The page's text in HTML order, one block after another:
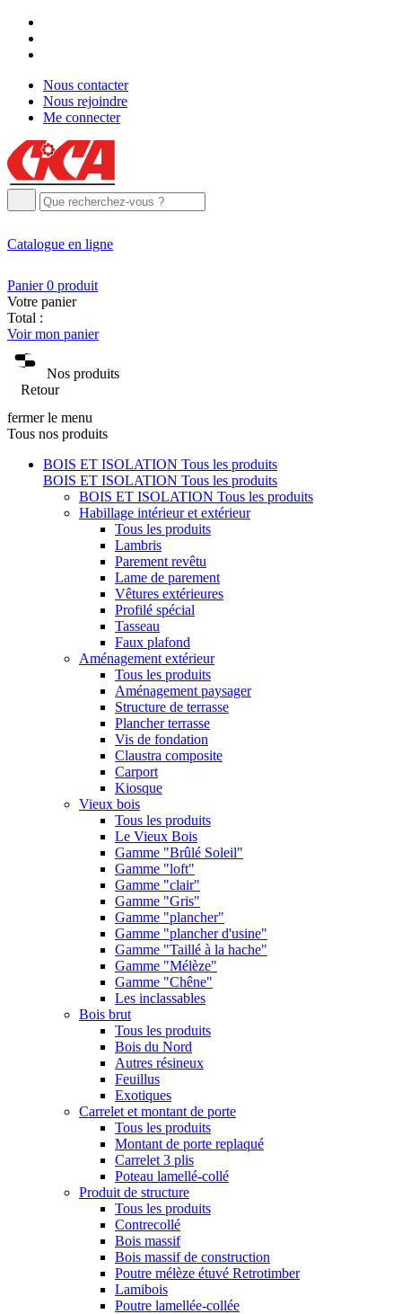
Nous contacter
Nous rejoindre
Me connecter
Catalogue en ligne
Panier 0 produit
Votre panier
Total :
Voir mon panier
Nos produits
Retour
fermer le menu
Tous nos produits
BOIS ET ISOLATION Tous les produits
BOIS ET ISOLATION Tous les produits
BOIS ET ISOLATION Tous les produits
Habillage intérieur et extérieur
Tous les produits
Lambris
Parement revêtu
Lame de parement
Vêtures extérieures
Profilé spécial
Tasseau
Faux plafond
Aménagement extérieur
Tous les produits
Aménagement paysager
Structure de terrasse
Plancher terrasse
Vis de fondation
Claustra composite
Carport
Kiosque
Vieux bois
Tous les produits
Le Vieux Bois
Gamme "Brûlé Soleil"
Gamme "loft"
Gamme "clair"
Gamme "Gris"
Gamme "plancher"
Gamme "plancher d'usine"
Gamme "Taillé à la hache"
Gamme "Mélèze"
Gamme "Chêne"
Les inclassables
Bois brut
Tous les produits
Bois du Nord
Autres résineux
Feuillus
Exotiques
Carrelet et montant de porte
Tous les produits
Montant de porte replaqué
Carrelet 3 plis
Poteau lamellé-collé
Produit de structure
Tous les produits
Contrecollé
Bois massif
Bois massif de construction
Poutre mélèze étuvé Retrotimber
Lamibois
Poutre lamellée-collée